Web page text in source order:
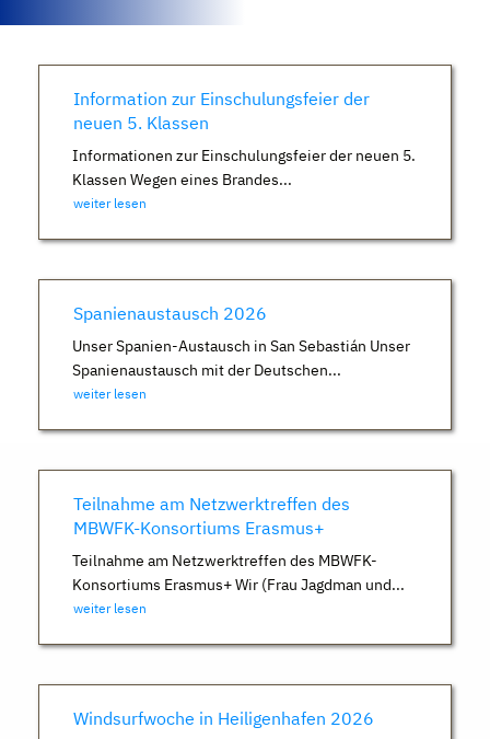
Information zur Einschulungsfeier der
neuen 5. Klassen
Informationen zur Einschulungsfeier der neuen 5.
Klassen Wegen eines Brandes...
weiter lesen
Spanienaustausch 2026
Unser Spanien-Austausch in San Sebastián Unser
Spanienaustausch mit der Deutschen...
weiter lesen
Teilnahme am Netzwerktreffen des
MBWFK-Konsortiums Erasmus+
Teilnahme am Netzwerktreffen des MBWFK-
Konsortiums Erasmus+ Wir (Frau Jagdman und...
weiter lesen
Windsurfwoche in Heiligenhafen 2026